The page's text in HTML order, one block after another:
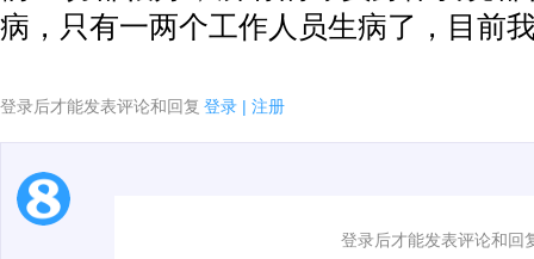
病，只有一两个工作人员生病了，目前
登录后才能发表评论和回复 登录 | 注册
登录后才能发表评论和回
1.电脑端新用户可以发表评论了！